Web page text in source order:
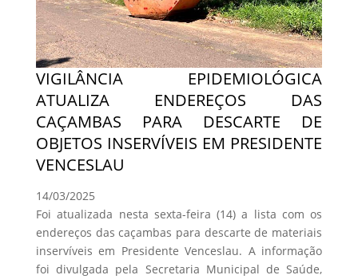
VIGILÂNCIA EPIDEMIOLÓGICA
ATUALIZA ENDEREÇOS DAS
CAÇAMBAS PARA DESCARTE DE
OBJETOS INSERVÍVEIS EM PRESIDENTE
VENCESLAU
14/03/2025
Foi atualizada nesta sexta-feira (14) a lista com os
endereços das caçambas para descarte de materiais
inservíveis em Presidente Venceslau. A informação
foi divulgada pela Secretaria Municipal de Saúde,